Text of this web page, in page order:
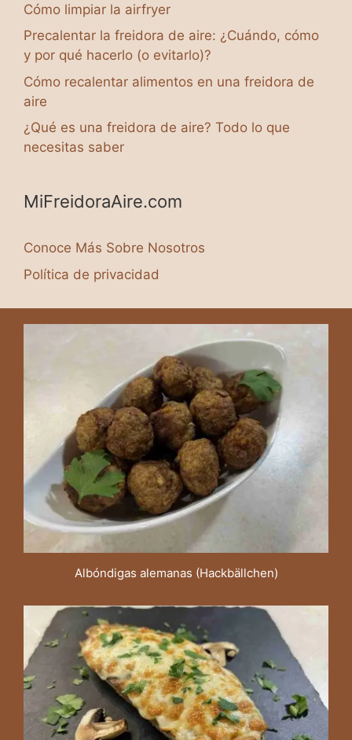
Cómo limpiar la airfryer
Precalentar la freidora de aire: ¿Cuándo, cómo
y por qué hacerlo (o evitarlo)?
Cómo recalentar alimentos en una freidora de
aire
¿Qué es una freidora de aire? Todo lo que
necesitas saber
MiFreidoraAire.com
Conoce Más Sobre Nosotros
Política de privacidad
Albóndigas alemanas (Hackbällchen)